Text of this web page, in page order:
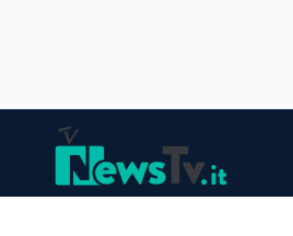
contenuto